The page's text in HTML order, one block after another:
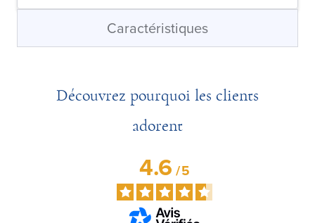
Caractéristiques
Découvrez pourquoi les clients
adorent
4.6/5